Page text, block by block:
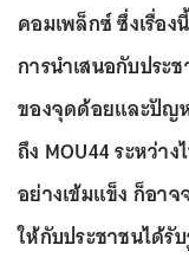
คอมเพล็กซ์ ซึ่งเรื่อ
การนำเสนอกับประ
ของจุดด้อยและปัญห
ถึง MOU44 ระหว่า
อย่างเข้มแข็ง ก็อาจ
ให้กับประชาชนได้รับ